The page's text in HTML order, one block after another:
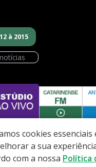
à 2015
cookies essenciais
a sua
com a nossa Política